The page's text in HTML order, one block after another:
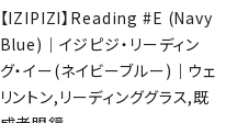
【IZIPIZI】Reading #E (Navy
Blue)｜イジピジ・リーディン
グ・イー(ネイビーブルー)｜ウェ
リントン,リーディンググラス,既